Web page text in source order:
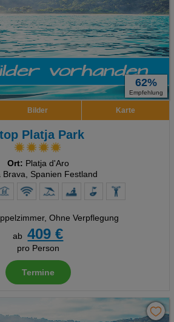
62%
Empfehlung
Bilder Karte
Platja Park
Ort: Platja d'Aro
Brava, Spanien Festland
Ohne Verpflegung
ab
409 €
pro Person
Termine